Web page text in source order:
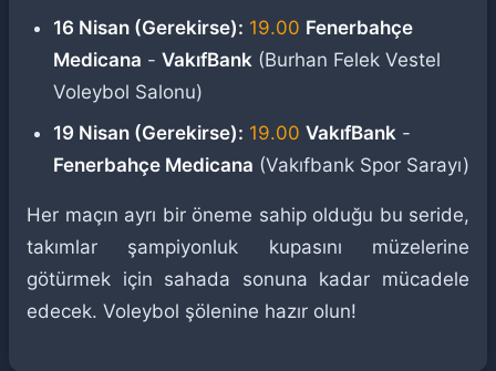
16 Nisan (Gerekirse): 19.00 Fenerbahçe
Medicana - VakıfBank (Burhan Felek Vestel
Voleybol Salonu)
19 Nisan (Gerekirse): 19.00 VakıfBank -
Fenerbahçe Medicana (Vakıfbank Spor Sarayı)
Her maçın ayrı bir öneme sahip olduğu bu seride,
takımlar şampiyonluk kupasını müzelerine
götürmek için sahada sonuna kadar mücadele
edecek. Voleybol şölenine hazır olun!